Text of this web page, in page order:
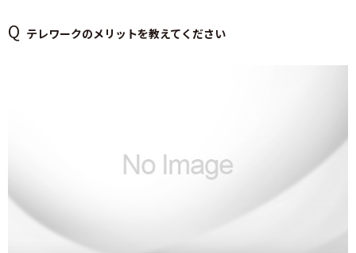
Q テレワークのメリットを教えてください